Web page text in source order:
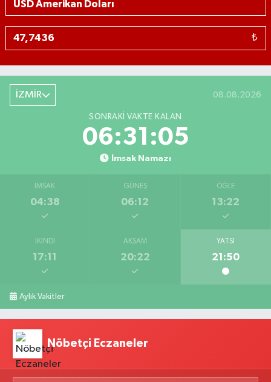
₺
İZMİR 08.08.2026
SONRAKI VAKTE KALAN
06:31:05
İmsak Namazı
İMSAK
04:38
GÜNEŞ
06:12
ÖĞLE
13:22
İKINDI
17:11
AKŞAM
20:22
YATSI
21:50
Aylık Vakitler
Nöbetçi Eczaneler